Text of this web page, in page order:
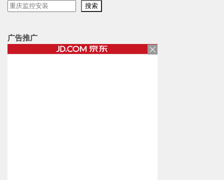
搜
搜索
广告推广